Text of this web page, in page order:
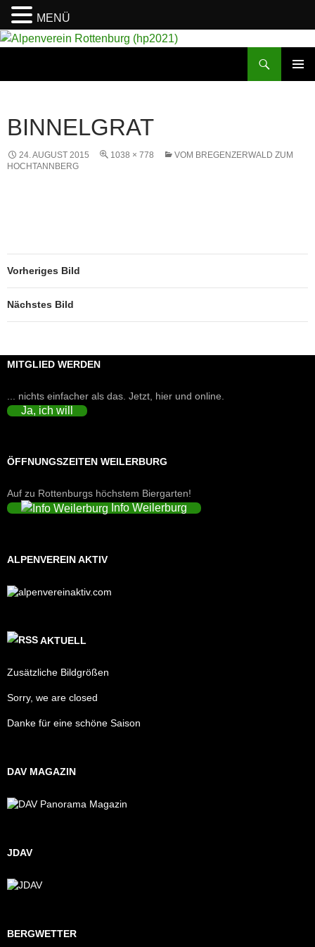
BINNELGRAT
24. AUGUST 2015 1038 × 778
VOM BREGENZERWALD ZUM
HOCHTANNBERG
Vorheriges Bild
Nächstes Bild
MITGLIED WERDEN
... nichts einfacher als das. Jetzt, hier und online.
Ja, ich will
ÖFFNUNGSZEITEN WEILERBURG
Auf zu Rottenburgs höchstem Biergarten!
Info Weilerburg
ALPENVEREIN AKTIV
AKTUELL
Zusätzliche Bildgrößen
Sorry, we are closed
Danke für eine schöne Saison
DAV MAGAZIN
JDAV
BERGWETTER
MENÜ